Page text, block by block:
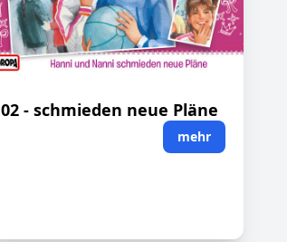
02 - schmieden neue Pläne
mehr